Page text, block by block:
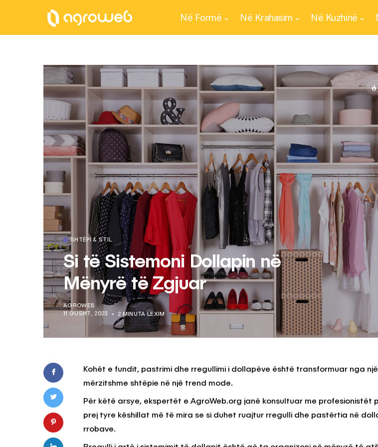
Në Formë Në Krahasim Në Kuzhinë
SHTËPI & STIL
Si të Sistemoni Dollapin në
Mënyrë të Zgjuar
AGROWEB
11 GUSHT, 2023
2 MINUTA LEXIM
Kohët e fundit, pastrimi dhe rregullimi i dollapëve është transformuar nga
mërzitshme shtëpie në një trend mode.
Për këtë arsye, ekspertët e AgroWeb.org janë konsultuar me profesionistët
prej tyre këshillat më të mira se si duhet ruajtur rregulli dhe pastërtia në
rrobave.